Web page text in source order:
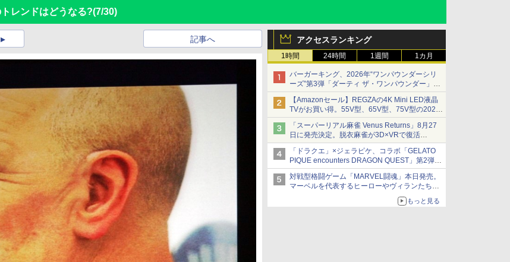
レンドはどうなる?(7/30)
アクセスランキング
1時間 24時間 1週間 1カ月
バーガーキング、2026年“ワンパウンダーシリ
ーズ”第3弾「ダーティ ザ・ワンパウンダー」を
8月7日発売
「特製ガーリックマヨソース」を使用した超大
型チーズバーガー
【Amazonセール】REGZAの4K Mini LED液晶
TVがお買い得。55V型、65V型、75V型の2026
年モデルがラインナップ
「スーパーリアル麻雀 Venus Returns」8月27
日に発売決定。脱衣麻雀が3D×VRで復活
発売から2週間は20%オフになるセールが実施
「ドラクエ」×ジェラピケ、コラボ「GELATO
PIQUE encounters DRAGON QUEST」第2弾が
本日発売
アイスカップに入ったスライムやわたぼう、ベ
ビーサタンなどがオリジナルアートで登場
対戦型格闘ゲーム「MARVEL闘魂」本日発売。
マーベルを代表するヒーローやヴィランたちが
「GUILTY GEAR」などの格ゲーを手掛けるア
もっと見る
記事へ